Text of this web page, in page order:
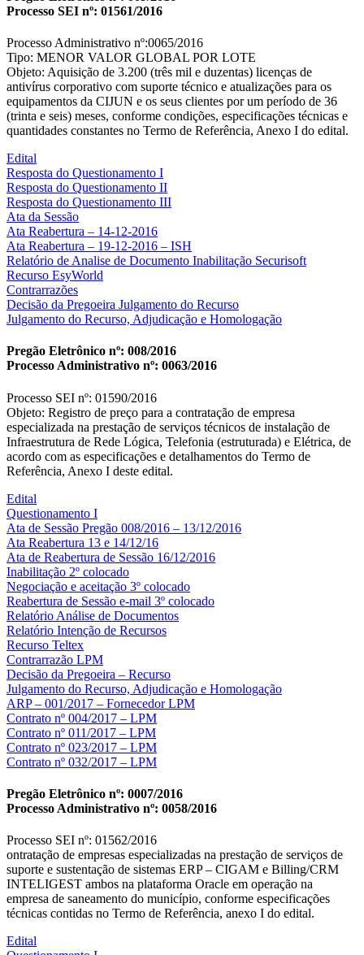
Processo SEI nº: 01561/2016
Processo Administrativo nº:0065/2016
Tipo: MENOR VALOR GLOBAL POR LOTE
Objeto: Aquisição de 3.200 (três mil e duzentas) licenças de
antivírus corporativo com suporte técnico e atualizações para os
equipamentos da CIJUN e os seus clientes por um período de 36
(trinta e seis) meses, conforme condições, especificações técnicas e
quantidades constantes no Termo de Referência, Anexo I do edital.
Edital
Resposta do Questionamento I
Resposta do Questionamento II
Resposta do Questionamento III
Ata da Sessão
Ata Reabertura – 14-12-2016
Ata Reabertura – 19-12-2016 – ISH
Relatório de Analise de Documento Inabilitação Securisoft
Recurso EsyWorld
Contrarrazões
Decisão da Pregoeira Julgamento do Recurso
Julgamento do Recurso, Adjudicação e Homologação
Pregão Eletrônico nº: 008/2016
Processo Administrativo nº: 0063/2016
Processo SEI nº: 01590/2016
Objeto: Registro de preço para a contratação de empresa
especializada na prestação de serviços técnicos de instalação de
Infraestrutura de Rede Lógica, Telefonia (estruturada) e Elétrica, de
acordo com as especificações e detalhamentos do Termo de
Referência, Anexo I deste edital.
Edital
Questionamento I
Ata de Sessão Pregão 008/2016 – 13/12/2016
Ata Reabertura 13 e 14/12/16
Ata de Reabertura de Sessão 16/12/2016
Inabilitação 2º colocado
Negociação e aceitação 3º colocado
Reabertura de Sessão e-mail 3º colocado
Relatório Análise de Documentos
Relatório Intenção de Recursos
Recurso Teltex
Contrarrazão LPM
Decisão da Pregoeira – Recurso
Julgamento do Recurso, Adjudicação e Homologação
ARP – 001/2017 – Fornecedor LPM
Contrato nº 004/2017 – LPM
Contrato nº 011/2017 – LPM
Contrato nº 023/2017 – LPM
Contrato nº 032/2017 – LPM
Pregão Eletrônico nº: 0007/2016
Processo Administrativo nº: 0058/2016
Processo SEI nº: 01562/2016
ontratação de empresas especializadas na prestação de serviços de
suporte e sustentação de sistemas ERP – CIGAM e Billing/CRM
INTELIGEST ambos na plataforma Oracle em operação na
empresa de saneamento do município, conforme especificações
técnicas contidas no Termo de Referência, anexo I do edital.
Edital